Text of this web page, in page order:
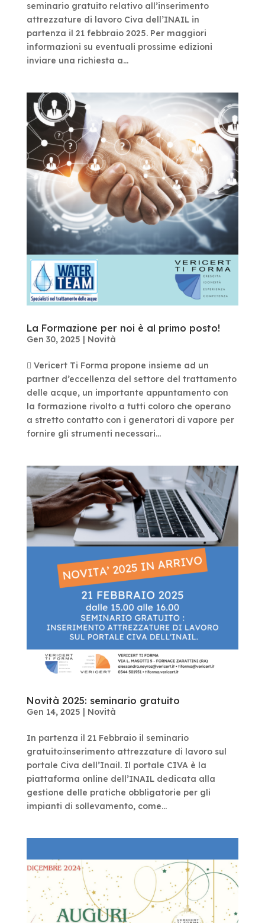
seminario gratuito relativo all’inserimento
attrezzature di lavoro Civa dell’INAIL in
partenza il 21 febbraio 2025. Per maggiori
informazioni su eventuali prossime edizioni
inviare una richiesta a...
La Formazione per noi è al primo posto!
Gen 30, 2025 | Novità
 Vericert Ti Forma propone insieme ad un
partner d’eccellenza del settore del trattamento
delle acque, un importante appuntamento con
la formazione rivolto a tutti coloro che operano
a stretto contatto con i generatori di vapore per
fornire gli strumenti necessari...
Novità 2025: seminario gratuito
Gen 14, 2025 | Novità
In partenza il 21 Febbraio il seminario
gratuito:inserimento attrezzature di lavoro sul
portale Civa dell’Inail. Il portale CIVA è la
piattaforma online dell’INAIL dedicata alla
gestione delle pratiche obbligatorie per gli
impianti di sollevamento, come...